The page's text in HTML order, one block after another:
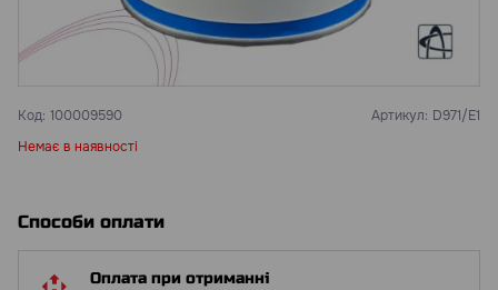
Код: 100009590 Артикул: D971/E1
Немає в наявності
Способи оплати
Оплата при отриманні